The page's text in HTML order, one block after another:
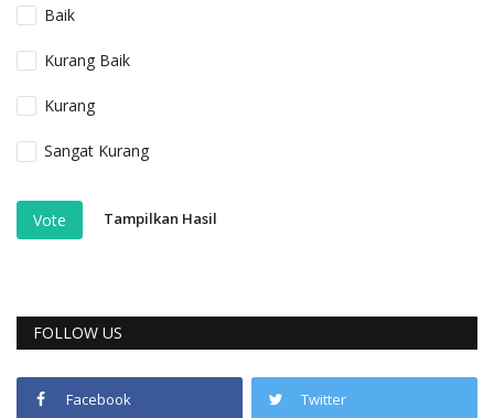
Baik
Kurang Baik
Kurang
Sangat Kurang
Vote Tampilkan Hasil
FOLLOW US
Facebook Twitter